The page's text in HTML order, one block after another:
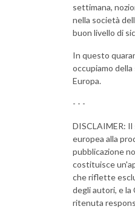
settimana,
nella società
buon livello di
In questo
occupiamo
Europa.
- - -
DISCLAIMER:
europea alla
pubblicazione
costituisce
che riflette
degli autori, e la
ritenuta